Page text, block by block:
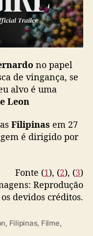
a
e
m
V
e
r
G
o
o
d
r
l
”
no papel
de vingança, se
alvo é uma
Leon
Filipinas em 27
é dirigido por
Fonte (1), (2), (3)
Reprodução
devidos créditos.
, Filipinas, Filme,